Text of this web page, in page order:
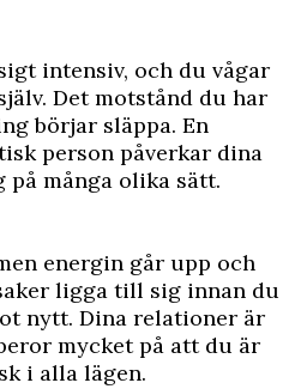
intensiv, och du vågar
Det motstånd du har
börjar släppa. En
person påverkar dina
många olika sätt.
energin går upp och
ligga till sig innan du
nytt. Dina relationer är
mycket på att du är
i alla lägen.